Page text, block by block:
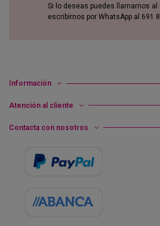
Si lo deseas puedes llamarnos al
escribirnos por WhatsApp al 691
Información
Atención al cliente
Contacta con nosotros